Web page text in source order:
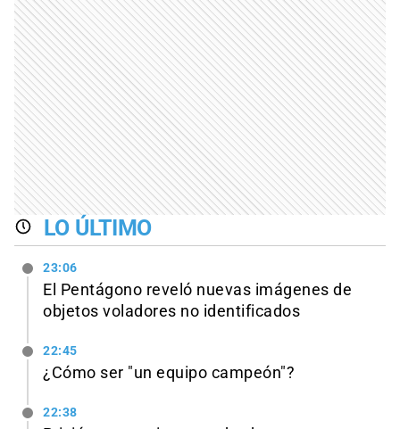
LO ÚLTIMO
23:06
El Pentágono reveló nuevas imágenes de
objetos voladores no identificados
22:45
¿Cómo ser "un equipo campeón"?
22:38